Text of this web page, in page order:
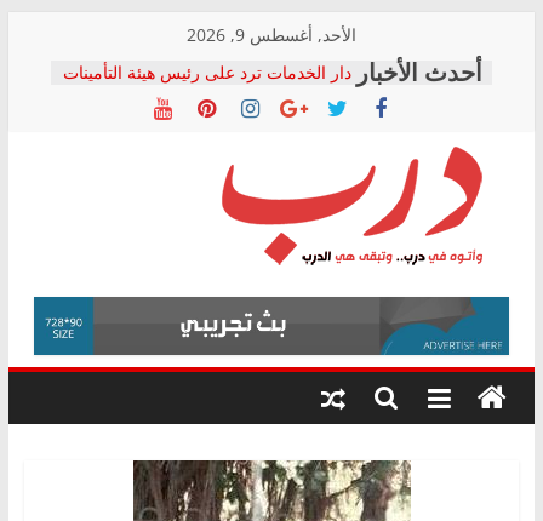
content
الأحد, أغسطس 9, 2026
دار الخدمات ترد على رئيس هيئة التأمينات
بعد مؤتمره الصحفي: إنكار الأزمة لا ينهي
معاناة أصحاب المعاشات.. ونطالب بكشف
فرحات سليمان يكتب: القطاع الصحي إلى
أين؟
حزب التحالف الشعبي يطلق لجنة “الحق
في الصحة” بالإسكندرية لرصد الانتهاكات
ودعم المرضى
الوزاري لمدينة الصحفيين.. وانتهاء أعمال
إنشاء المبنى الإداري
المجلس القومي لحقوق الإنسان يعلن
متابعة قضية الدكتور محمد زهران.. ويؤكد:
قرينة البراءة وضمانات المحاكمة العادلة
درب
وأتوه
درب..
وتبقى
هي